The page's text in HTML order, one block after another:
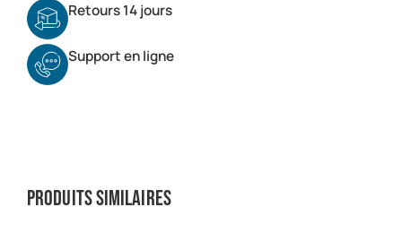
Retours 14 jours
Support en ligne
Produits similaires